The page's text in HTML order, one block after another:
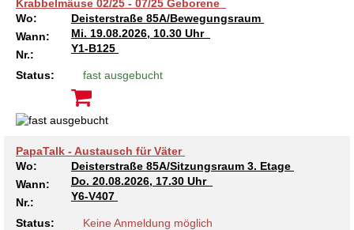
Krabbelmäuse 02/25 - 07/25 Geborene
Wo:
Deisterstraße 85A/Bewegungsraum
Wann:
Mi. 19.08.2026, 10.30 Uhr
Nr.:
Y1-B125
Status: fast ausgebucht
PapaTalk - Austausch für Väter
Wo:
Deisterstraße 85A/Sitzungsraum 3. Etage
Wann:
Do. 20.08.2026, 17.30 Uhr
Nr.:
Y6-V407
Status: Keine Anmeldung möglich